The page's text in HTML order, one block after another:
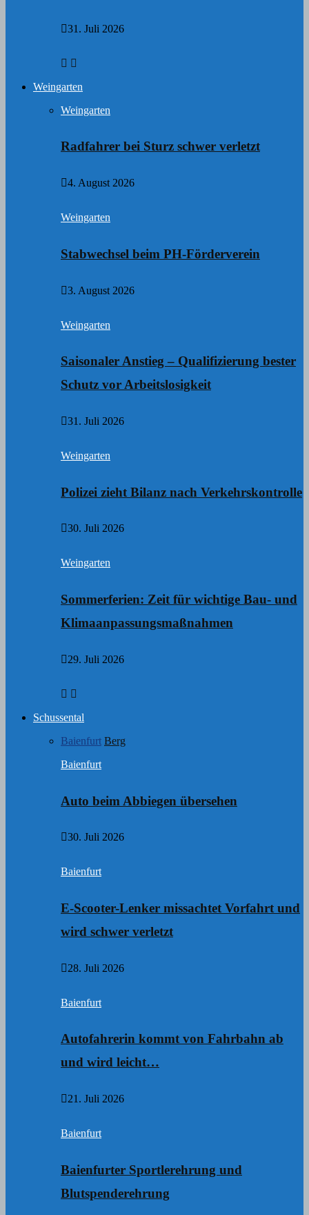
31. Juli 2026
Weingarten
Weingarten
Radfahrer bei Sturz schwer verletzt
4. August 2026
Weingarten
Stabwechsel beim PH-Förderverein
3. August 2026
Weingarten
Saisonaler Anstieg – Qualifizierung bester
Schutz vor Arbeitslosigkeit
31. Juli 2026
Weingarten
Polizei zieht Bilanz nach Verkehrskontrolle
30. Juli 2026
Weingarten
Sommerferien: Zeit für wichtige Bau- und
Klimaanpassungsmaßnahmen
29. Juli 2026
Schussental
Baienfurt Berg
Baienfurt
Auto beim Abbiegen übersehen
30. Juli 2026
Baienfurt
E-Scooter-Lenker missachtet Vorfahrt und
wird schwer verletzt
28. Juli 2026
Baienfurt
Autofahrerin kommt von Fahrbahn ab
und wird leicht…
21. Juli 2026
Baienfurt
Baienfurter Sportlerehrung und
Blutspenderehrung